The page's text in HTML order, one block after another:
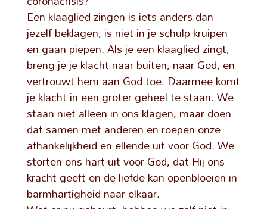
Een klaaglied zingen is iets anders dan
jezelf beklagen, is niet in je schulp kruipen
en gaan piepen. Als je een klaaglied zingt,
breng je je klacht naar buiten, naar God, en
vertrouwt hem aan God toe. Daarmee komt
je klacht in een groter geheel te staan. We
staan niet alleen in ons klagen, maar doen
dat samen met anderen en roepen onze
afhankelijkheid en ellende uit voor God. We
storten ons hart uit voor God, dat Hij ons
kracht geeft en de liefde kan openbloeien in
barmhartigheid naar elkaar.